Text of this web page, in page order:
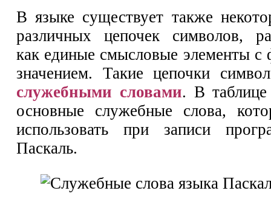
В языке существует также
различных цепочек символов,
как единые смысловые элементы с
значением. Такие цепочки
служебными словами. В
основные служебные слова,
использовать при записи
Паскаль.